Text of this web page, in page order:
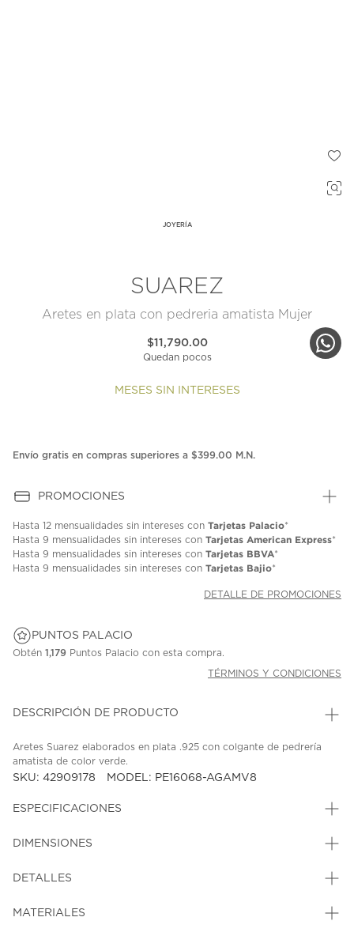
JOYERÍA
SUAREZ
Aretes en plata con pedreria amatista Mujer
$11,790.00
Quedan pocos
MESES SIN INTERESES
Envío gratis en compras superiores a $399.00 M.N.
PROMOCIONES
Hasta 12 mensualidades sin intereses con Tarjetas Palacio*
Hasta 9 mensualidades sin intereses con Tarjetas American Express*
Hasta 9 mensualidades sin intereses con Tarjetas BBVA*
Hasta 9 mensualidades sin intereses con Tarjetas Bajio*
DETALLE DE PROMOCIONES
PUNTOS PALACIO
Obtén 1,179 Puntos Palacio con esta compra.
TÉRMINOS Y CONDICIONES
DESCRIPCIÓN DE PRODUCTO
Aretes Suarez elaborados en plata .925 con colgante de pedrería
amatista de color verde.
SKU: 42909178 MODEL: PE16068-AGAMV8
ESPECIFICACIONES
DIMENSIONES
DETALLES
MATERIALES